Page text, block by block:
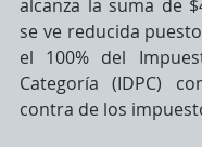
alcanza la suma de
se ve reducida
el 100% del
Categoría (IDPC)
contra de los